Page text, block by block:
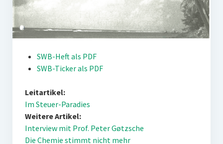
SWB-Heft als PDF
SWB-Ticker als PDF
Leitartikel:
Im Steuer-Paradies
Weitere Artikel:
Interview mit Prof. Peter Gøtzsche
Die Chemie stimmt nicht mehr